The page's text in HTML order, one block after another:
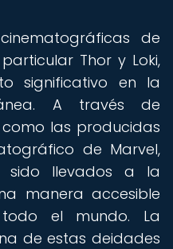
de
Thor y Loki,
significativo en la
A través de
las producidas
de Marvel,
sido llevados a la
manera accesible
el mundo. La
de estas deidades